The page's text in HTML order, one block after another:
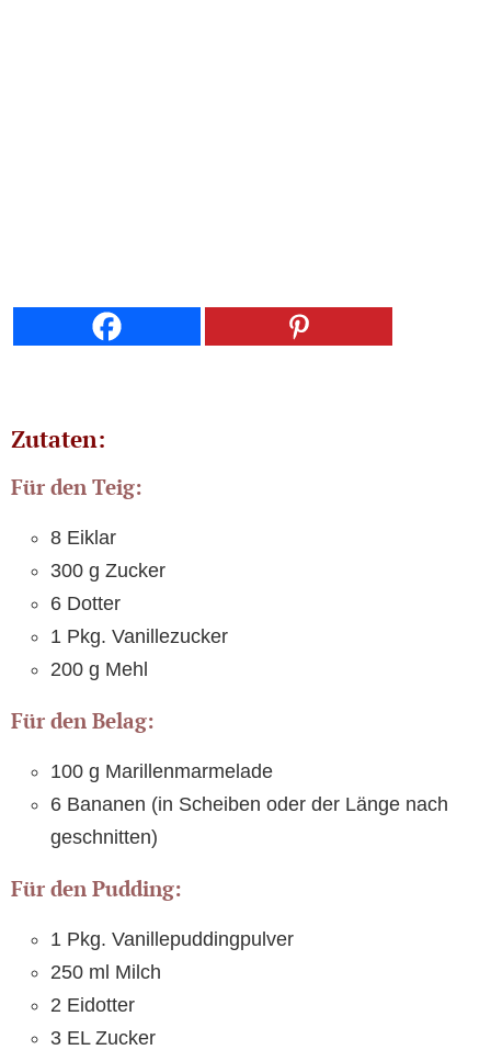
Zutaten:
Für den Teig:
8 Eiklar
300 g Zucker
6 Dotter
1 Pkg. Vanillezucker
200 g Mehl
Für den Belag:
100 g Marillenmarmelade
6 Bananen (in Scheiben oder der Länge nach
geschnitten)
Für den Pudding:
1 Pkg. Vanillepuddingpulver
250 ml Milch
2 Eidotter
3 EL Zucker